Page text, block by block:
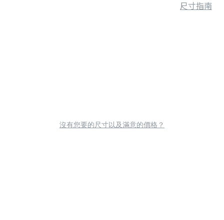
尺寸指南
沒有您要的尺寸以及滿意的價格？